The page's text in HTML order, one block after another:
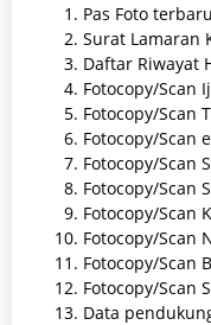
Pas Foto terbaru
Surat Lamaran
Daftar Riwayat
Fotocopy/Scan
Fotocopy/Scan
Fotocopy/Scan
Fotocopy/Scan
Fotocopy/Scan
Fotocopy/Scan
Fotocopy/Scan
Fotocopy/Scan
Fotocopy/Scan
Data